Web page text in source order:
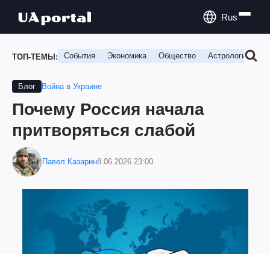
Rus
ТОП-ТЕМЫ: События Экономика Общество Астрология
Блог Война в Украине
Почему Россия начала
притворяться слабой
Павел Казарин8.06.2026 23:00